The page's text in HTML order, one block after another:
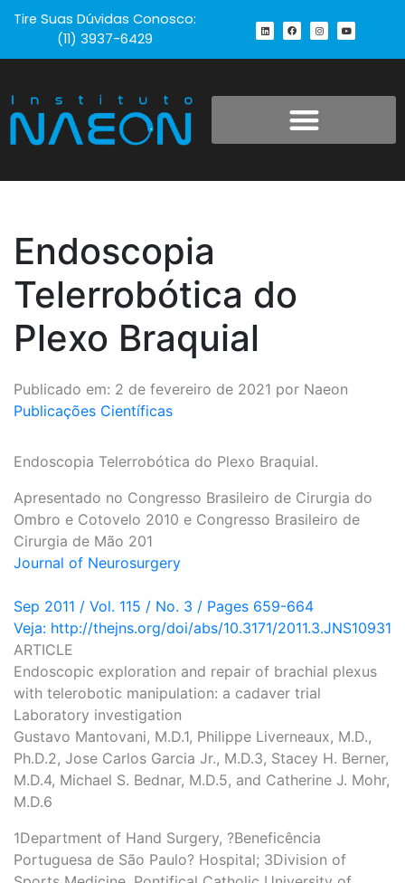
Tire Suas Dúvidas Conosco:
(11) 3937-6429
Endoscopia
Telerrobótica do
Plexo Braquial
Publicado em: 2 de fevereiro de 2021 por Naeon
Publicações Científicas
Endoscopia Telerrobótica do Plexo Braquial.
Apresentado no Congresso Brasileiro de Cirurgia do
Ombro e Cotovelo 2010 e Congresso Brasileiro de
Cirurgia de Mão 201
Journal of Neurosurgery
Sep 2011 / Vol. 115 / No. 3 / Pages 659-664
Veja: http://thejns.org/doi/abs/10.3171/2011.3.JNS10931
ARTICLE
Endoscopic exploration and repair of brachial plexus
with telerobotic manipulation: a cadaver trial
Laboratory investigation
Gustavo Mantovani, M.D.1, Philippe Liverneaux, M.D.,
Ph.D.2, Jose Carlos Garcia Jr., M.D.3, Stacey H. Berner,
M.D.4, Michael S. Bednar, M.D.5, and Catherine J. Mohr,
M.D.6
1Department of Hand Surgery, ?Beneficência
Portuguesa de São Paulo? Hospital; 3Division of